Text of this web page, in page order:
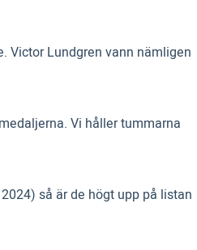
Victor Lundgren vann nämligen
Vi håller tummarna
så är de högt upp på listan